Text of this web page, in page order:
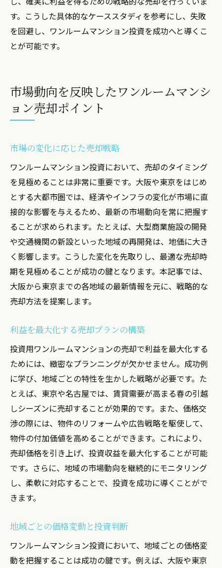
す。こうした具体的なケーススタディを参考にし、失敗
を回避し、ワンルームマンション投資を成功へと導くこ
とが可能です。
市場動向を反映したワンルームマンシ
ョン売却ポイント
市場の変化に応じた売却戦略
ワンルームマンション投資において、売却のタイミング
を見極めることは非常に重要です。大阪や東京をはじめ
とする大都市圏では、経済やインフラの変化が市場に直
接的な影響を与えるため、最新の市場動向を常に把握す
ることが求められます。たとえば、大型商業施設の開発
や交通機関の新設といった地域の再開発は、地価に大き
く影響します。こうした変化を先取りし、最適な売却時
期を見極めることが成功の鍵となります。本記事では、
大阪から東京までの各地域の最新情報を元に、戦略的な
売却方法を提案します。
利益を最大化する売却プランの構築
投資用ワンルームマンションの売却で利益を最大化する
ためには、緻密なプランニングが欠かせません。成功例
に学び、地域ごとの特性を生かした戦略が必要です。た
とえば、東京や名古屋では、賃貸需要が高まる春の引越
しシーズンに売却することが効果的です。また、価格交
渉の際には、物件のリフォームや広告戦略を駆使して、
物件の付加価値を高めることができます。これにより、
売却価格を引き上げ、投資収益を最大化することが可能
です。さらに、地域の市場動向を継続的にモニタリング
し、柔軟に対応することで、投資を成功に導くことがで
きます。
地域ごとの価格変動と投資判断
ワンルームマンション投資において、地域ごとの価格変
動を把握することは成功の鍵です。例えば、大阪や東京